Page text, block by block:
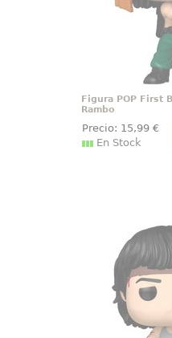
Figura POP First
Rambo
Precio: 15,99€
En Stock
La acción más
los años 80
figura que
carácter y
primer